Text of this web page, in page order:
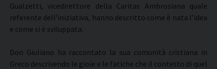
Gualzetti, vicedirettore della Caritas Ambrosiana quale
referente dell’iniziativa, hanno descritto come è nata l’idea
e come si è sviluppata.
Don Giuliano ha raccontato la sua comunità cristiana in
Greco descrivendo le gioie e le fatiche che il contesto di quel